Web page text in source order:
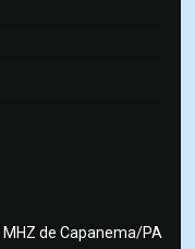
de Capanema/PA